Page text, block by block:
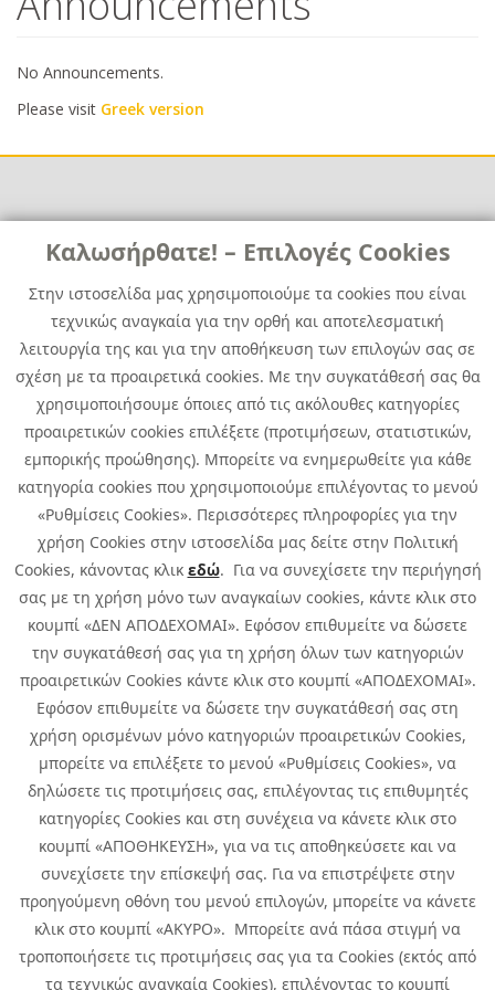
Καλωσήρθατε! – Επιλογές Cookies
Στην ιστοσελίδα μας χρησιμοποιούμε τα cookies που είναι
τεχνικώς αναγκαία για την ορθή και αποτελεσματική
λειτουργία της και για την αποθήκευση των επιλογών σας σε
σχέση με τα προαιρετικά cookies. Με την συγκατάθεσή σας θα
χρησιμοποιήσουμε όποιες από τις ακόλουθες κατηγορίες
προαιρετικών cookies επιλέξετε (προτιμήσεων, στατιστικών,
εμπορικής προώθησης). Μπορείτε να ενημερωθείτε για κάθε
κατηγορία cookies που χρησιμοποιούμε επιλέγοντας το μενού
«Ρυθμίσεις Cookies». Περισσότερες πληροφορίες για την
χρήση Cookies στην ιστοσελίδα μας δείτε στην Πολιτική
Cookies, κάνοντας κλικ εδώ. Για να συνεχίσετε την περιήγησή
σας με τη χρήση μόνο των αναγκαίων cookies, κάντε κλικ στο
κουμπί «ΔΕΝ ΑΠΟΔΕΧΟΜΑΙ». Εφόσον επιθυμείτε να δώσετε
την συγκατάθεσή σας για τη χρήση όλων των κατηγοριών
προαιρετικών Cookies κάντε κλικ στο κουμπί «ΑΠΟΔΕΧΟΜΑΙ».
Εφόσον επιθυμείτε να δώσετε την συγκατάθεσή σας στη
χρήση ορισμένων μόνο κατηγοριών προαιρετικών Cookies,
μπορείτε να επιλέξετε το μενού «Ρυθμίσεις Cookies», να
δηλώσετε τις προτιμήσεις σας, επιλέγοντας τις επιθυμητές
κατηγορίες Cookies και στη συνέχεια να κάνετε κλικ στο
κουμπί «ΑΠΟΘΗΚΕΥΣΗ», για να τις αποθηκεύσετε και να
συνεχίσετε την επίσκεψή σας. Για να επιστρέψετε στην
προηγούμενη οθόνη του μενού επιλογών, μπορείτε να κάνετε
κλικ στο κουμπί «ΑΚΥΡΟ». Μπορείτε ανά πάσα στιγμή να
τροποποιήσετε τις προτιμήσεις σας για τα Cookies (εκτός από
τα τεχνικώς αναγκαία Cookies), επιλέγοντας το κουμπί
No Announcements.
Please visit Greek version
Χρήσιμα
News
Media Kit
Career
Quest Group
Copyright © 2026 Infoquest.gr All Rights Reserved.
Cookies Policy Cookies Preferences |